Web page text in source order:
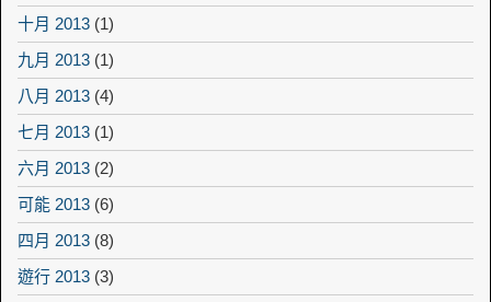
十月 2013 (1)
九月 2013 (1)
八月 2013 (4)
七月 2013 (1)
六月 2013 (2)
可能 2013 (6)
四月 2013 (8)
遊行 2013 (3)